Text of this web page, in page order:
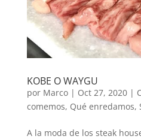
KOBE O WAYGU
por Marco| Oct 27, 2020|
comemos, Qué enredamos,
A la moda de los steak